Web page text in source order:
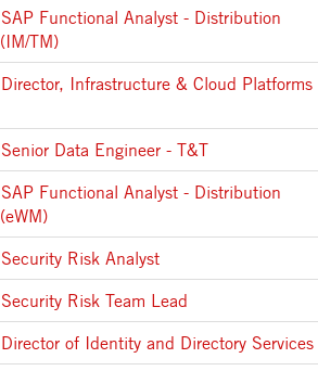
SAP Functional Analyst - Distribution
(IM/TM)
Director, Infrastructure & Cloud Platforms
Senior Data Engineer - T&T
SAP Functional Analyst - Distribution
(eWM)
Security Risk Analyst
Security Risk Team Lead
Director of Identity and Directory Services